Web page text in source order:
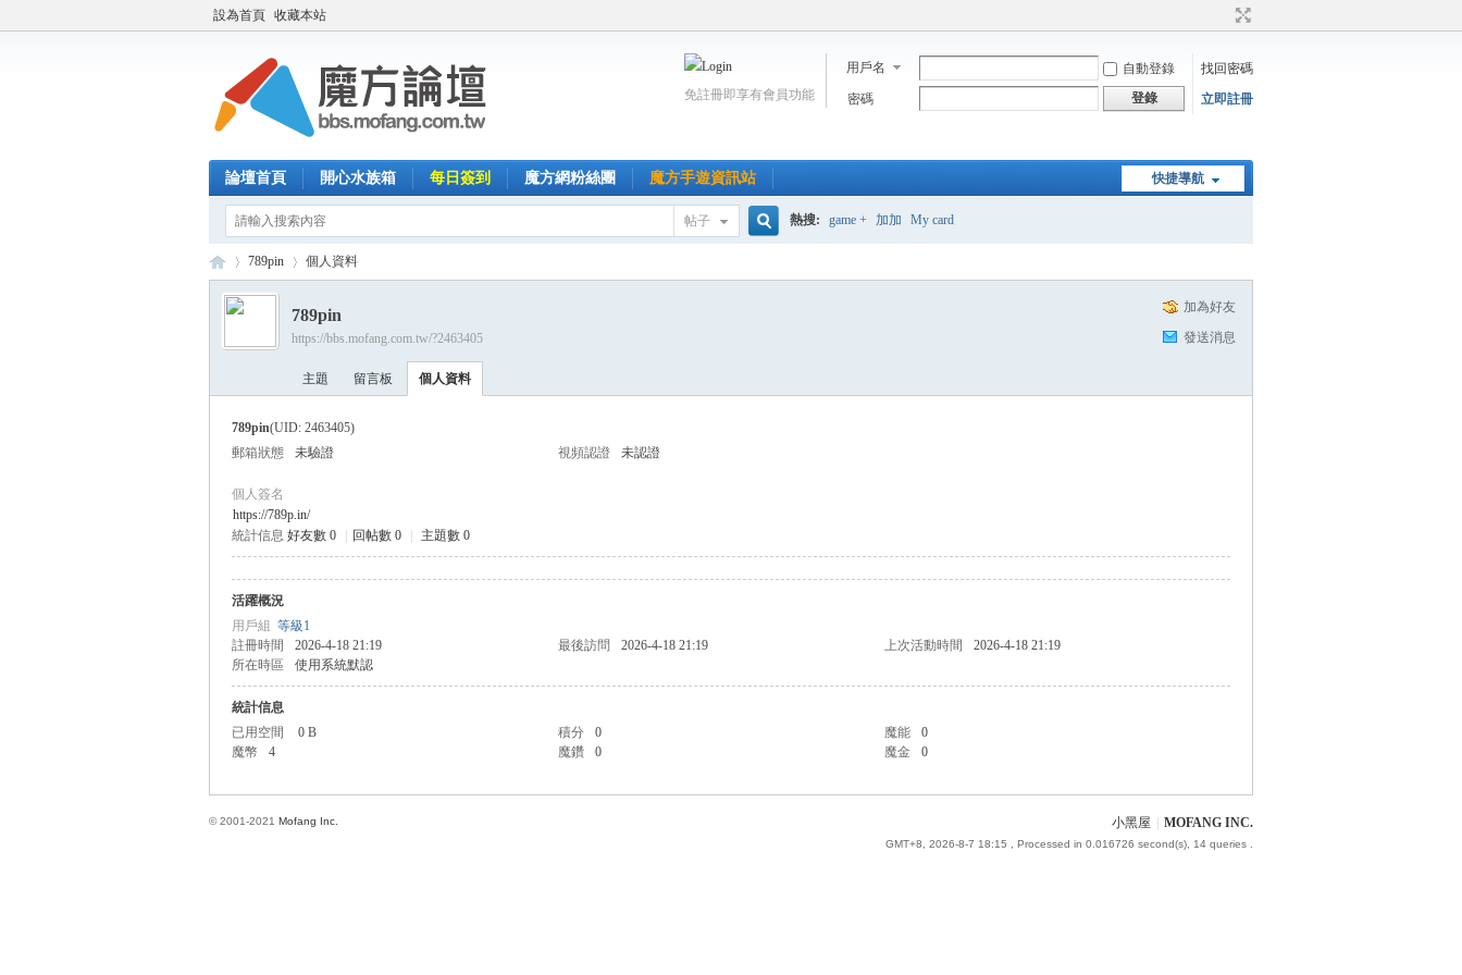
設為首頁 收藏本站
用戶名 自動登錄
找回密碼
密碼
登錄 立即註冊
免註冊即享有會員功能
快捷導航
論壇首頁 開心水族箱 每日簽到 魔方網粉絲團 魔方手遊資訊站
帖子 熱搜: game + 加加 My card
›
789pin 個人資料
加為好友
發送消息
789pin
https://bbs.mofang.com.tw/?2463405
主題 留言板 個人資料
789pin(UID: 2463405)
郵箱狀態
未驗證 視頻認證 未認證
個人簽名
https://789p.in/
統計信息 好友數 0 回帖數 0 主題數 0
活躍概況
用戶組 等級1
註冊時間
2026-4-18 21:19 最後訪問 2026-4-18 21:19 上次活動時間
2026-4-18 21:19
所在時區
使用系統默認
統計信息
已用空間
0 B 積分 0 魔能
0
魔幣
4 魔鑽 0 魔金 0
小黑屋 MOFANG INC.
GMT+8, 2026-8-7 18:15 , Processed in 0.016726 second(s), 14 queries .
© 2001-2021 Mofang Inc.